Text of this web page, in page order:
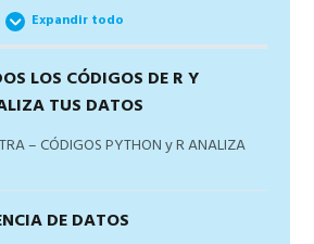
Expandir todo
LOS CÓDIGOS DE R Y
TUS DATOS
– CÓDIGOS PYTHON y R ANALIZA
DE DATOS